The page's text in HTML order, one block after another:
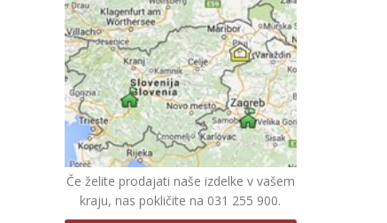
Če želite prodajati naše izdelke v vašem
kraju, nas pokličite na 031 255 900.